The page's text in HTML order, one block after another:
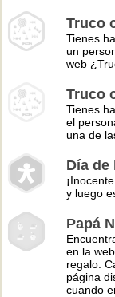
Truco
Tienes
un
web
Truco
Tienes
el
una de
Día de
y luego
Papá
en la
regalo.
página
cuando